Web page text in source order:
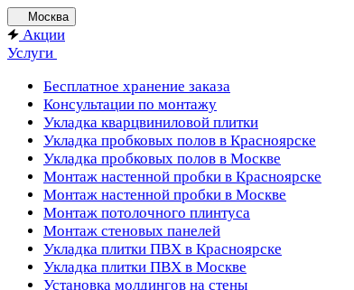
Москва
Акции
Услуги
Бесплатное хранение заказа
Консультации по монтажу
Укладка кварцвиниловой плитки
Укладка пробковых полов в Красноярске
Укладка пробковых полов в Москве
Монтаж настенной пробки в Красноярске
Монтаж настенной пробки в Москве
Монтаж потолочного плинтуса
Монтаж стеновых панелей
Укладка плитки ПВХ в Красноярске
Укладка плитки ПВХ в Москве
Установка молдингов на стены